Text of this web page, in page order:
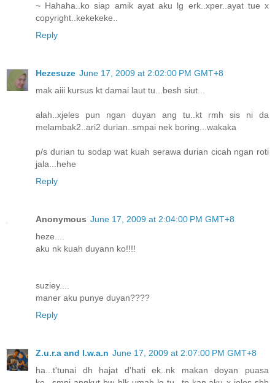
~ Hahaha..ko siap amik ayat aku lg erk..xper..ayat tue x
copyright..kekekeke..
Reply
Hezesuze June 17, 2009 at 2:02:00 PM GMT+8
mak aiii kursus kt damai laut tu...besh siut...
alah..xjeles pun ngan duyan ang tu..kt rmh sis ni da
melambak2..ari2 durian..smpai nek boring...wakaka
p/s durian tu sodap wat kuah serawa durian cicah ngan roti
jala...hehe
Reply
Anonymous June 17, 2009 at 2:04:00 PM GMT+8
heze....
aku nk kuah duyann ko!!!!
suziey....
maner aku punye duyan????
Reply
Z.u.r.a and I.w.a.n June 17, 2009 at 2:07:00 PM GMT+8
ha...t'tunai dh hajat d'hati ek..nk makan doyan puasa